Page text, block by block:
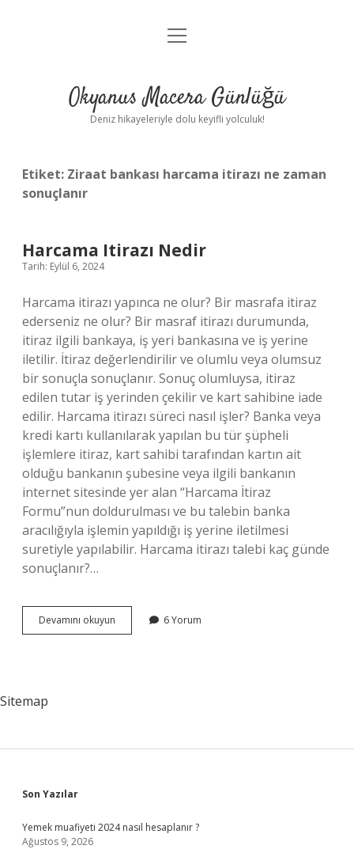
Anasayfa
Yasal Uyarı
menüyü
Okyanus Macera Günlüğü
Deniz hikayeleriyle dolu keyifli yolculuk!
Etiket: Ziraat bankası harcama itirazı ne zaman
sonuçlanır
Harcama Itirazı Nedir
Tarih: Eylül 6, 2024
Harcama itirazı yapınca ne olur? Bir masrafa itiraz
ederseniz ne olur? Bir masraf itirazı durumunda,
itiraz ilgili bankaya, iş yeri bankasına ve iş yerine
iletilir. İtiraz değerlendirilir ve olumlu veya olumsuz
bir sonuçla sonuçlanır. Sonuç olumluysa, itiraz
edilen tutar iş yerinden çekilir ve kart sahibine iade
edilir. Harcama itirazı süreci nasıl işler? Banka veya
kredi kartı kullanılarak yapılan bu tür şüpheli
işlemlere itiraz, kart sahibi tarafından kartın ait
olduğu bankanın şubesine veya ilgili bankanın
internet sitesinde yer alan “Harcama İtiraz
Formu”nun doldurulması ve bu talebin banka
aracılığıyla işlemin yapıldığı iş yerine iletilmesi
suretiyle yapılabilir. Harcama itirazı talebi kaç günde
sonuçlanır?…
Devamını okuyun Harcama
Itirazı
6 Yorum
Sitemap
Sidebar
Son Yazılar
Yemek muafiyeti 2024 nasıl hesaplanır ?
Ağustos 9, 2026